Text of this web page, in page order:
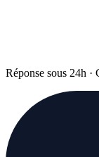
Réponse sous 24h ·